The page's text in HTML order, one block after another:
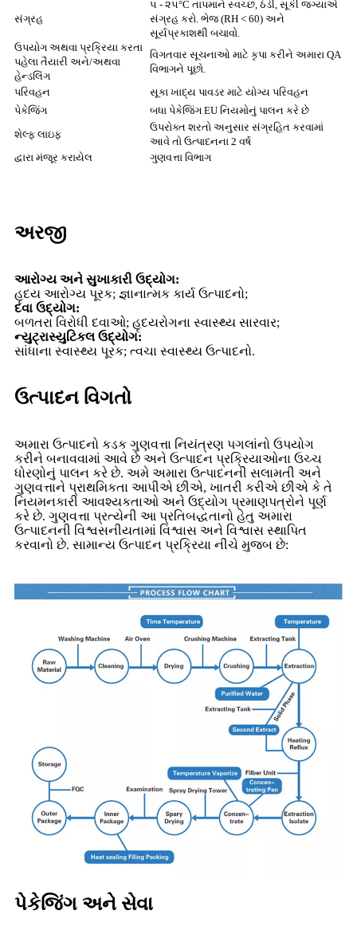
સંગ્રહ
૫ - ૨૫°C તાપમાને સ્વચ્છ, ઠંડી, સૂકી જગ્યાએ
સંગ્રહ કરો. ભેજ (RH < 60) અને
સૂર્યપ્રકાશથી બચાવો.
ઉપયોગ અથવા પ્રક્રિયા કરતા
પહેલા તૈયારી અને/અથવા
હેન્ડલિંગ
વિગતવાર સૂચનાઓ માટે કૃપા કરીને અમારા QA
વિભાગને પૂછો.
પરિવહન
સૂકા ખાદ્ય પાવડર માટે યોગ્ય પરિવહન
પેકેજિંગ
બધા પેકેજિંગ EU નિયમોનું પાલન કરે છે
શેલ્ફ લાઇફ
ઉપરોક્ત શરતો અનુસાર સંગ્રહિત કરવામાં
આવે તો ઉત્પાદનના 2 વર્ષ
દ્વારા મંજૂર કરાયેલ
ગુણવત્તા વિભાગ
અરજી
આરોગ્ય અને સુખાકારી ઉદ્યોગ:
હૃદય આરોગ્ય પૂરક; જ્ઞાનાત્મક કાર્ય ઉત્પાદનો;
દવા ઉદ્યોગ:
બળતરા વિરોધી દવાઓ; હૃદયરોગના સ્વાસ્થ્ય સારવાર;
ન્યુટ્રાસ્યુટિકલ ઉદ્યોગ:
સાંધાના સ્વાસ્થ્ય પૂરક; ત્વચા સ્વાસ્થ્ય ઉત્પાદનો.
ઉત્પાદન વિગતો
અમારા ઉત્પાદનો કડક ગુણવત્તા નિયંત્રણ પગલાંનો ઉપયોગ
કરીને બનાવવામાં આવે છે અને ઉત્પાદન પ્રક્રિયાઓના ઉચ્ચ
ધોરણોનું પાલન કરે છે. અમે અમારા ઉત્પાદનની સલામતી અને
ગુણવત્તાને પ્રાથમિકતા આપીએ છીએ, ખાતરી કરીએ છીએ કે તે
નિયમનકારી આવશ્યકતાઓ અને ઉદ્યોગ પ્રમાણપત્રોને પૂર્ણ
કરે છે. ગુણવત્તા પ્રત્યેની આ પ્રતિબદ્ધતાનો હેતુ અમારા
ઉત્પાદનની વિશ્વસનીયતામાં વિશ્વાસ અને વિશ્વાસ સ્થાપિત
કરવાનો છે. સામાન્ય ઉત્પાદન પ્રક્રિયા નીચે મુજબ છે:
પેકેજિંગ અને સેવા